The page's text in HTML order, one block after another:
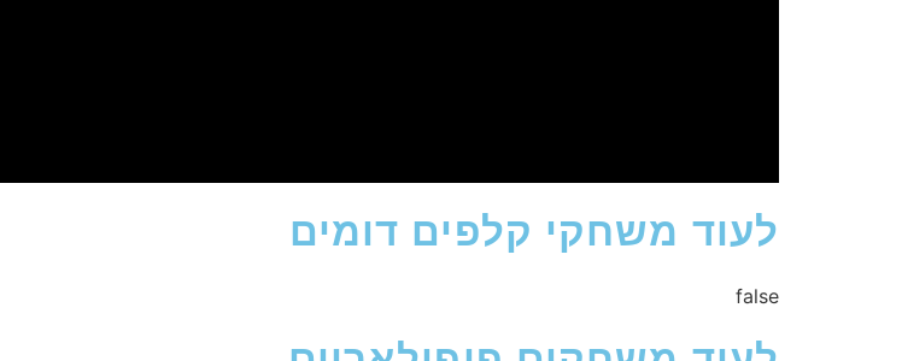
לעוד משחקי קלפים דומים
false